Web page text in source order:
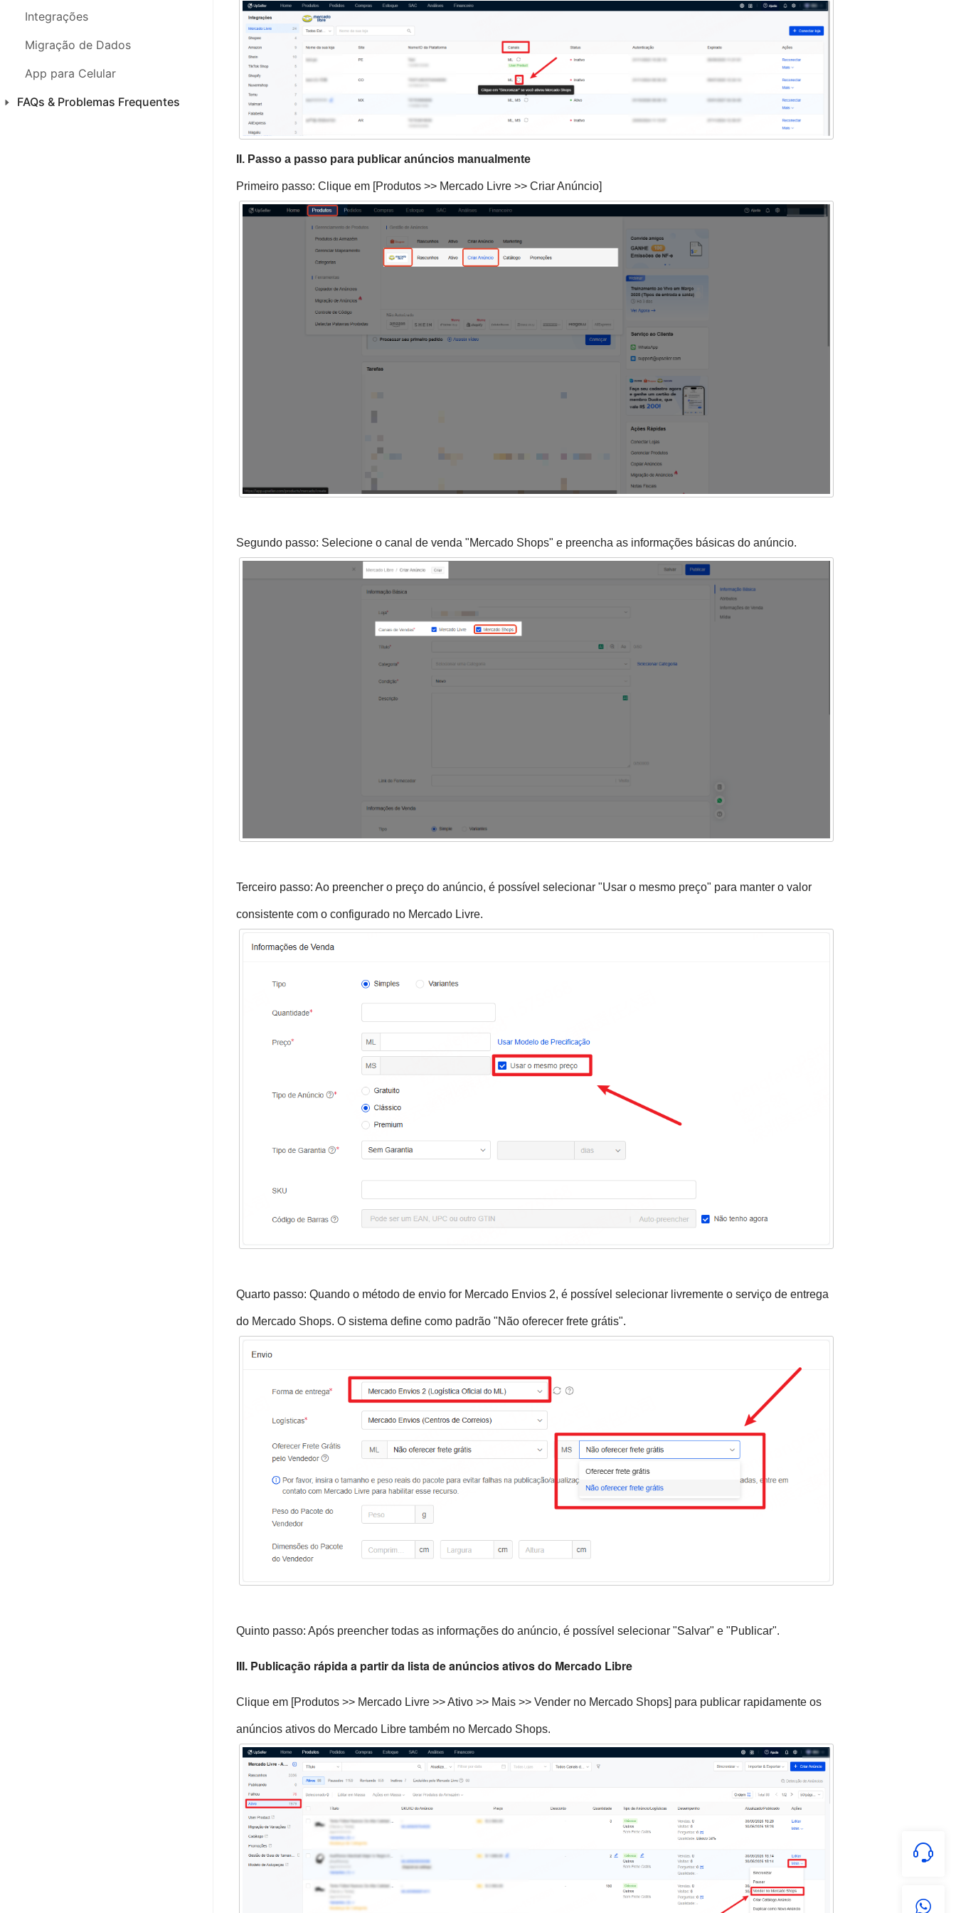
Integrações
Migração de Dados
App para Celular
FAQs & Problemas Frequentes
II. Passo a passo para publicar anúncios manualmente
Primeiro passo: Clique em [Produtos >> Mercado Livre >> Criar Anúncio]
Segundo passo: Selecione o canal de venda "Mercado Shops" e preencha as informações básicas do anúncio.
Terceiro passo: Ao preencher o preço do anúncio, é possível selecionar "Usar o mesmo preço" para manter o valor
consistente com o configurado no Mercado Livre.
Quarto passo: Quando o método de envio for Mercado Envios 2, é possível selecionar livremente o serviço de entrega
do Mercado Shops. O sistema define como padrão "Não oferecer frete grátis".
Quinto passo: Após preencher todas as informações do anúncio, é possível selecionar "Salvar" e "Publicar".
III. Publicação rápida a partir da lista de anúncios ativos do Mercado Libre
Clique em [Produtos >> Mercado Livre >> Ativo >> Mais >> Vender no Mercado Shops] para publicar rapidamente os
anúncios ativos do Mercado Libre também no Mercado Shops.